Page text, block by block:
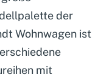
der
Wohnwagen ist
mit